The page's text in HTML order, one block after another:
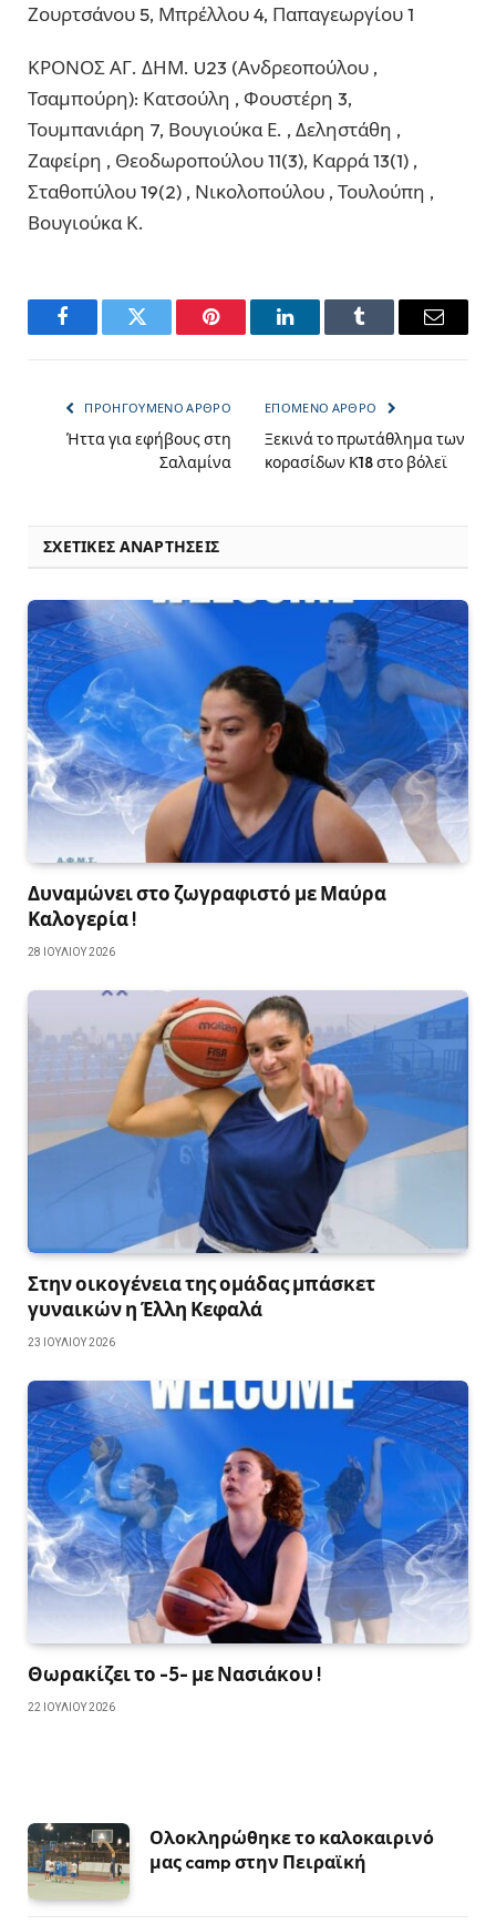
Ζουρτσάνου 5, Μπρέλλου 4, Παπαγεωργίου 1
ΚΡΟΝΟΣ ΑΓ. ΔΗΜ. U23 (Ανδρεοπούλου ,
Τσαμπούρη): Κατσούλη , Φουστέρη 3,
Τουμπανιάρη 7, Βουγιούκα Ε. , Δεληστάθη ,
Ζαφείρη , Θεοδωροπούλου 11(3), Καρρά 13(1) ,
Σταθοπύλου 19(2) , Νικολοπούλου , Τουλούπη ,
Βουγιούκα Κ.
FacebookTwitter Pinterest LinkedInTumblr Email
ΠΡΟΗΓΟΎΜΕΝΟ ΆΡΘΡΟ
Ήττα για εφήβους στη
Σαλαμίνα
ΕΠΌΜΕΝΟ ΆΡΘΡΟ
Ξεκινά το πρωτάθλημα των
κορασίδων Κ18 στο βόλεϊ
ΣΧΕΤΙΚΈΣ ΑΝΑΡΤΉΣΕΙΣ
Δυναμώνει στο ζωγραφιστό με Μαύρα
Καλογερία !
28 ΙΟΥΛΊΟΥ 2026
Στην οικογένεια της ομάδας μπάσκετ
γυναικών η Έλλη Κεφαλά
23 ΙΟΥΛΊΟΥ 2026
Θωρακίζει το -5- με Νασιάκου !
22 ΙΟΥΛΊΟΥ 2026
Ολοκληρώθηκε το καλοκαιρινό
μας camp στην Πειραϊκή